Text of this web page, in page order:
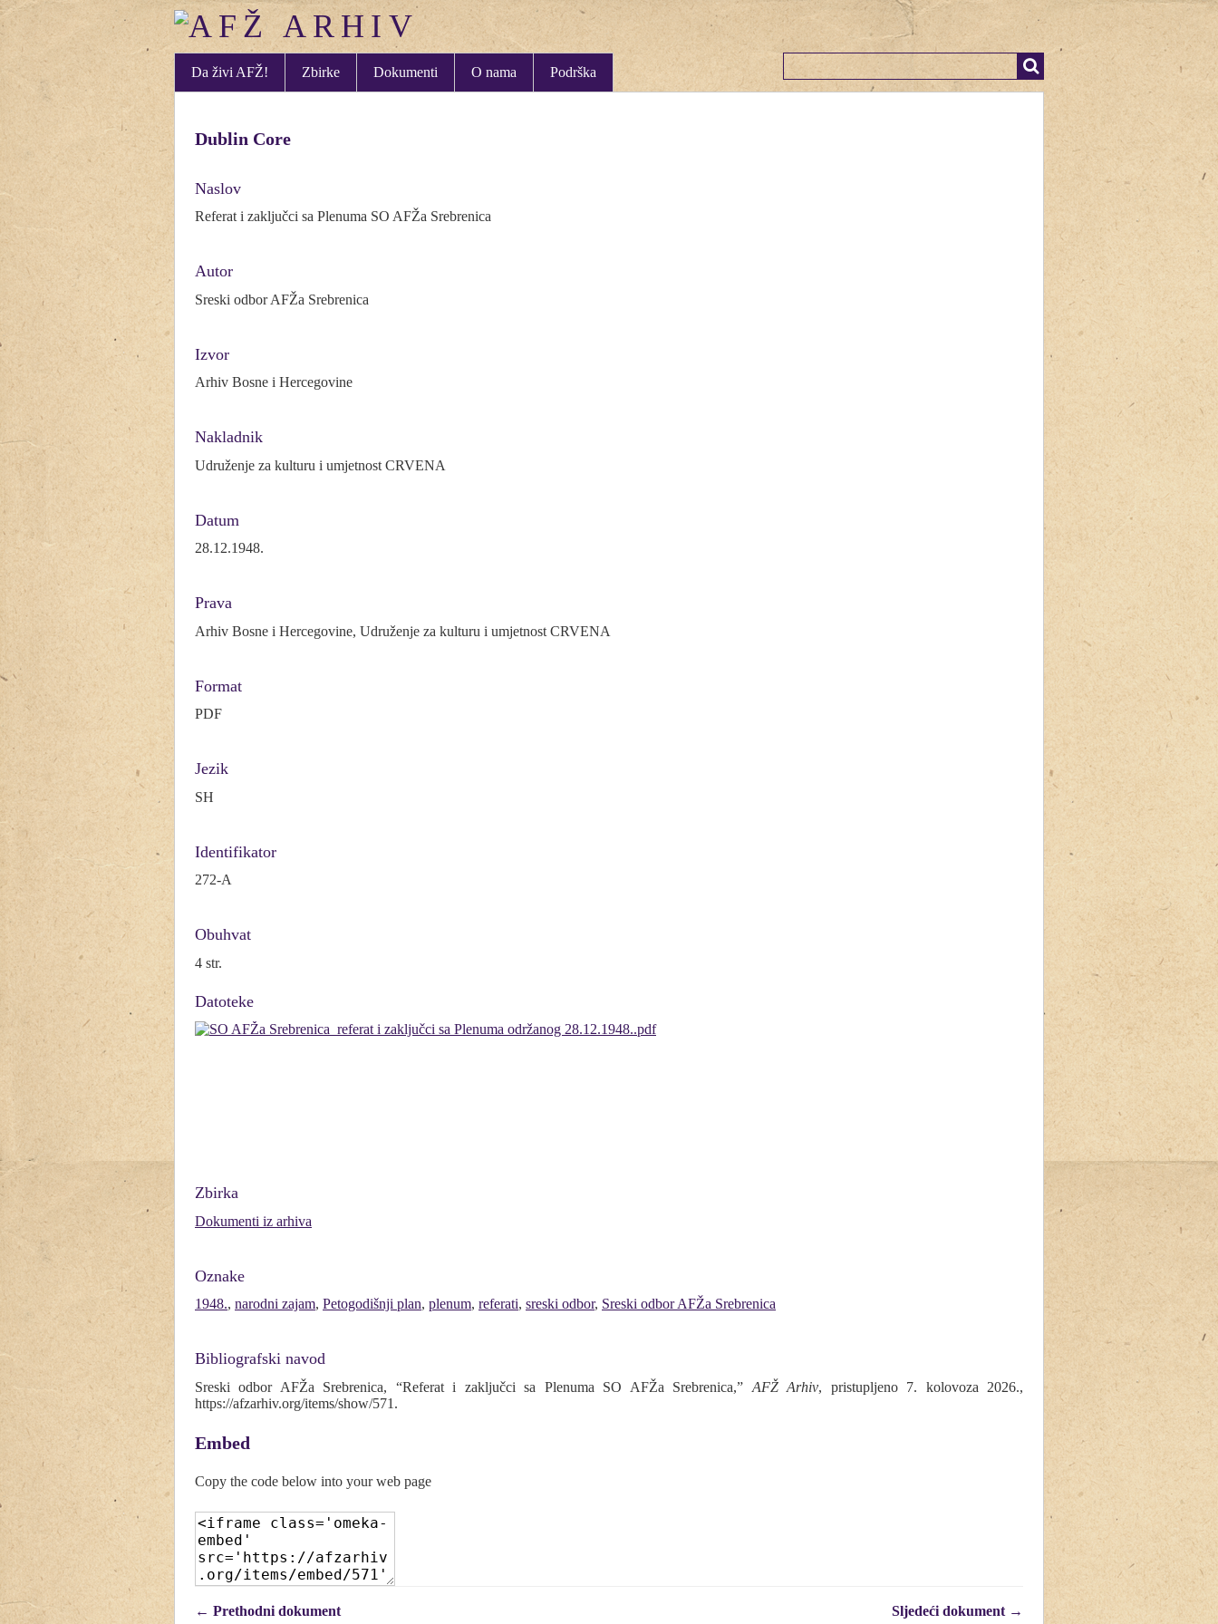
Da živi AFŽ! Zbirke Dokumenti O nama Podrška
Dublin Core
Naslov
Referat i zaključci sa Plenuma SO AFŽa Srebrenica
Autor
Sreski odbor AFŽa Srebrenica
Izvor
Arhiv Bosne i Hercegovine
Nakladnik
Udruženje za kulturu i umjetnost CRVENA
Datum
28.12.1948.
Prava
Arhiv Bosne i Hercegovine, Udruženje za kulturu i umjetnost CRVENA
Format
PDF
Jezik
SH
Identifikator
272-A
Obuhvat
4 str.
Datoteke
Zbirka
Dokumenti iz arhiva
Oznake
1948., narodni zajam, Petogodišnji plan, plenum, referati, sreski odbor, Sreski odbor AFŽa Srebrenica
Bibliografski navod
Sreski odbor AFŽa Srebrenica, “Referat i zaključci sa Plenuma SO AFŽa Srebrenica,” AFŽ Arhiv, pristupljeno 7. kolovoza 2026.,
https://afzarhiv.org/items/show/571 .
Embed
Copy the code below into your web page
← Prethodni dokument Sljedeći dokument →